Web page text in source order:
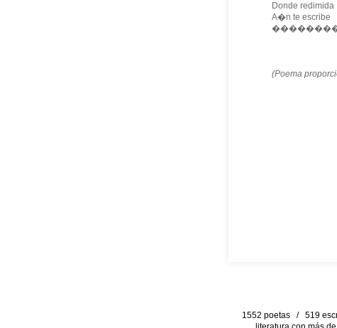
Donde redimida
A�n te escribe
(Poema
1552 poetas / 519